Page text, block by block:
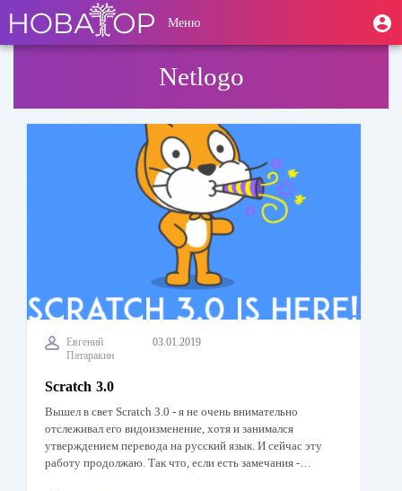
основному
User
account
Меню
Netlogo
Евгений
Патаракин
03.01.2019
Scratch 3.0
Вышел в свет Scratch 3.0 - я не очень внимательно
отслеживал его видоизменение, хотя и занимался
утверждением перевода на русский язык. И сейчас эту
работу продолжаю. Так что, если есть замечания -…